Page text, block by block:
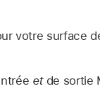
votre surface
etde sortie